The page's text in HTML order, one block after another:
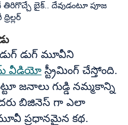
బైక్.. దేవుడంటూ పూజ
డుగ్ మూవీని
వీడియో స్ట్రీమింగ్ చేస్తోంది.
జనాలు గుడ్డి నమ్మకాన్ని
బిజినెస్ గా ఎలా
ప్రధానమైన కథ.